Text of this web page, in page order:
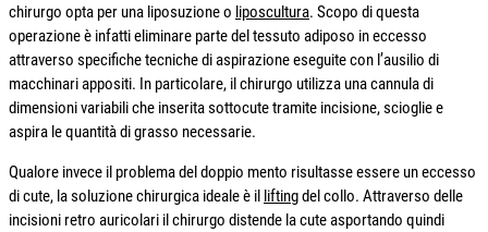
chirurgo opta per una liposuzione o liposcultura. Scopo di questa
operazione è infatti eliminare parte del tessuto adiposo in eccesso
attraverso specifiche tecniche di aspirazione eseguite con l’ausilio di
macchinari appositi. In particolare, il chirurgo utilizza una cannula di
dimensioni variabili che inserita sottocute tramite incisione, scioglie e
aspira le quantità di grasso necessarie.
Qualore invece il problema del doppio mento risultasse essere un eccesso
di cute, la soluzione chirurgica ideale è il liftingdel collo. Attraverso delle
incisioni retro auricolari il chirurgo distende la cute asportando quindi